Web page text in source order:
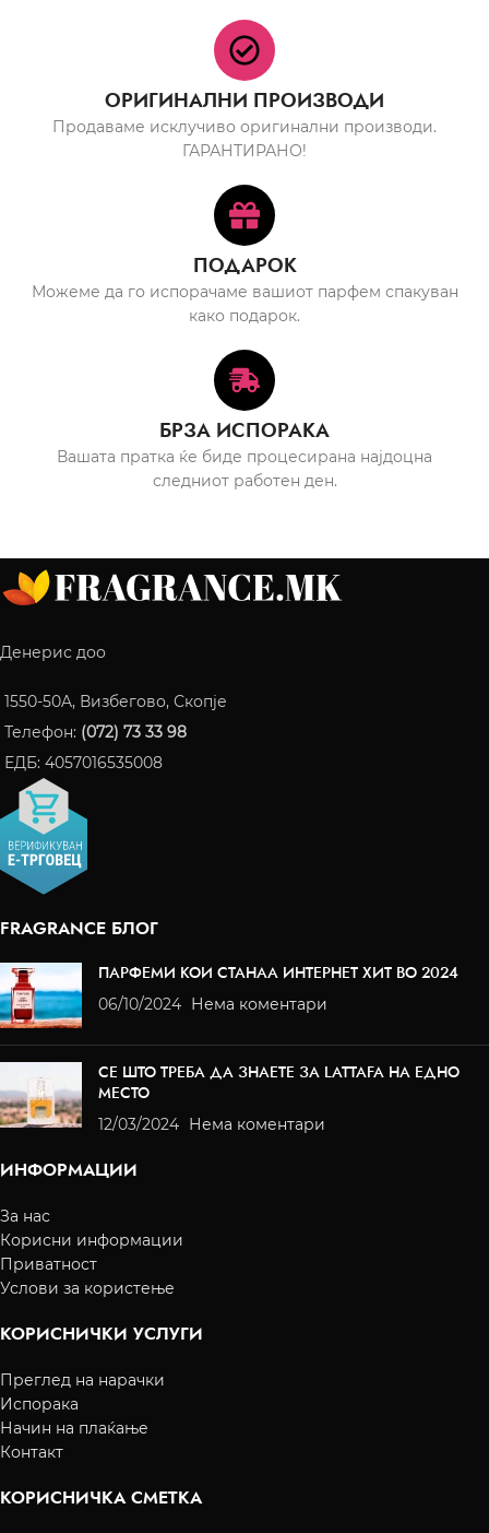
ОРИГИНАЛНИ ПРОИЗВОДИ
Продаваме исклучиво оригинални производи.
ГАРАНТИРАНО!
ПОДАРОК
Можеме да го испорачаме вашиот парфем спакуван
како подарок.
БРЗА ИСПОРАКА
Вашата пратка ќе биде процесирана најдоцна
следниот работен ден.
Денерис доо
1550-50A, Визбегово, Скопје
Телефон: (072) 73 33 98
ЕДБ: 4057016535008
FRAGRANCE БЛОГ
ПАРФЕМИ КОИ СТАНАА ИНТЕРНЕТ ХИТ ВО 2024
06/10/2024 Нема коментари
СЕ ШТО ТРЕБА ДА ЗНАЕТЕ ЗА LATTAFA НА ЕДНО
МЕСТО
12/03/2024 Нема коментари
ИНФОРМАЦИИ
За нас
Корисни информации
Приватност
Услови за користење
КОРИСНИЧКИ УСЛУГИ
Преглед на нарачки
Испорака
Начин на плаќање
Контакт
КОРИСНИЧКА СМЕТКА